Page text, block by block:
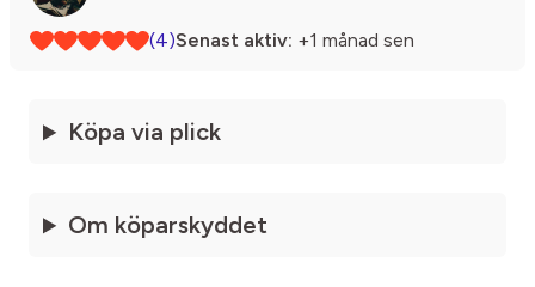
(4)Senast aktiv: +1 månad sen
Köpa via plick
Om köparskyddet